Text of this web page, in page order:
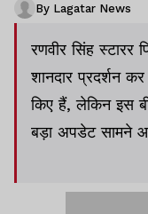
By Lagatar News
रणवीर सिंह स्टारर
शानदार प्रदर्शन
किए हैं, लेकिन इस
बड़ा अपडेट सामने